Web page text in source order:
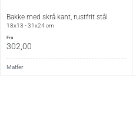
Bakke med skrå kant, rustfrit stål
18x13 - 31x24 cm
fra
302,00
Matfer